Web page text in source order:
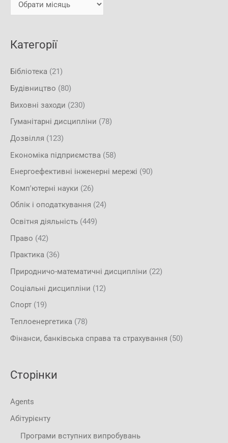
Категорії
Бібліотека (21)
Будівництво (80)
Виховні заходи (230)
Гуманітарні дисципліни (78)
Дозвілля (123)
Економіка підприємства (58)
Енергоефективні інженерні мережі (90)
Комп'ютерні науки (26)
Облік і оподаткування (24)
Освітня діяльність (449)
Право (42)
Практика (36)
Природничо-математичні дисципліни (22)
Соціальні дисципліни (12)
Спорт (19)
Теплоенергетика (78)
Фінанси, банківська справа та страхування (50)
Сторінки
Agents
Абітурієнту
Програми вступних випробувань